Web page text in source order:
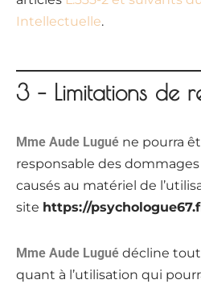
Intellectuelle.
3 – Limitations de
Mme Aude Lugué ne pourra
responsable des
causés au matériel de
site https://
Mme Aude Lugué décline
quant à l’utilisation qui